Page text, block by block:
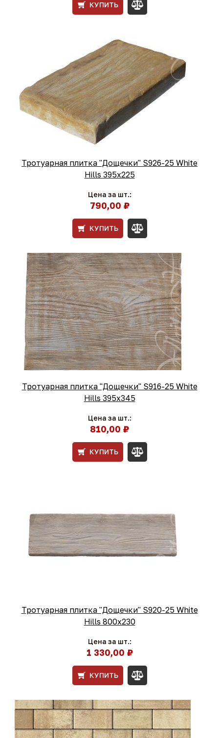
КУПИТЬ
Тротуарная плитка "Дощечки" S926-25 White
Hills 395х225
Цена за шт.:
790,00 ₽
КУПИТЬ
Тротуарная плитка "Дощечки" S916-25 White
Hills 395х345
Цена за шт.:
810,00 ₽
КУПИТЬ
Тротуарная плитка "Дощечки" S920-25 White
Hills 800х230
Цена за шт.:
1 330,00 ₽
КУПИТЬ